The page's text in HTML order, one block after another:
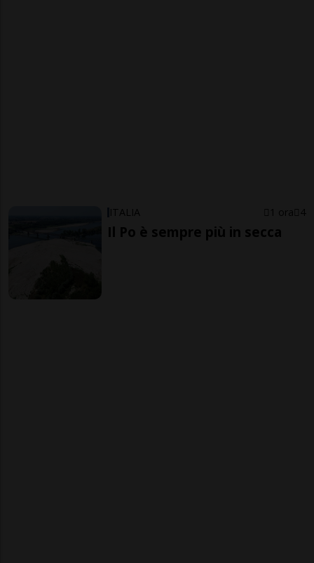
ITALIA 1 ora 4
Il Po è sempre più in secca